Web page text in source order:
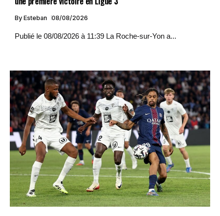
By Esteban 08/08/2026
Publié le 08/08/2026 à 11:39 La Roche-sur-Yon a...